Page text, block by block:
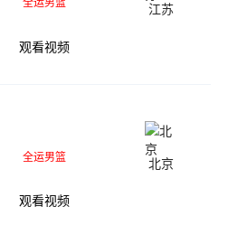
全运男篮 江苏
观看视频
全运男篮 北京
观看视频